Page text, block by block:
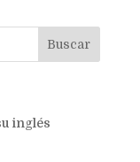
inglés